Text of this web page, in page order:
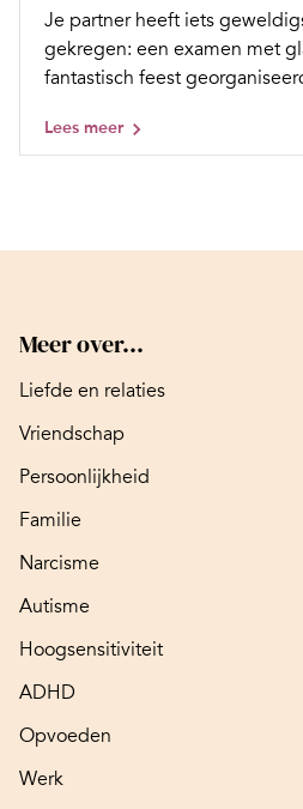
Je partner heeft iets
gekregen: een examen met
fantastisch feest
Lees meer
Meer over...
Liefde en relaties
Vriendschap
Persoonlijkheid
Familie
Narcisme
Autisme
Hoogsensitiviteit
ADHD
Opvoeden
Werk